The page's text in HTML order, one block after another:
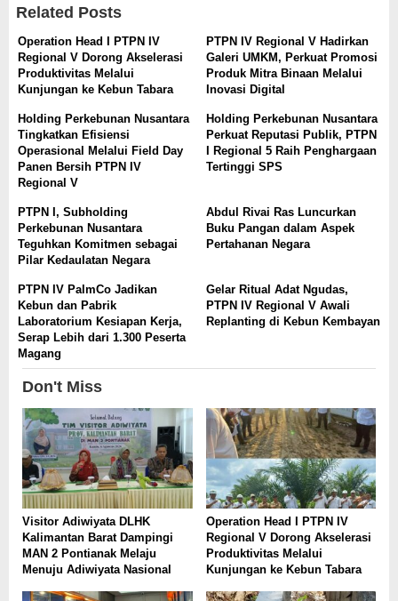
Related Posts
Operation Head I PTPN IV
Regional V Dorong Akselerasi
Produktivitas Melalui
Kunjungan ke Kebun Tabara
PTPN IV Regional V Hadirkan
Galeri UMKM, Perkuat Promosi
Produk Mitra Binaan Melalui
Inovasi Digital
Holding Perkebunan Nusantara
Tingkatkan Efisiensi
Operasional Melalui Field Day
Panen Bersih PTPN IV
Regional V
Holding Perkebunan Nusantara
Perkuat Reputasi Publik, PTPN
I Regional 5 Raih Penghargaan
Tertinggi SPS
PTPN I, Subholding
Perkebunan Nusantara
Teguhkan Komitmen sebagai
Pilar Kedaulatan Negara
Abdul Rivai Ras Luncurkan
Buku Pangan dalam Aspek
Pertahanan Negara
PTPN IV PalmCo Jadikan
Kebun dan Pabrik
Laboratorium Kesiapan Kerja,
Serap Lebih dari 1.300 Peserta
Magang
Gelar Ritual Adat Ngudas,
PTPN IV Regional V Awali
Replanting di Kebun Kembayan
Don't Miss
Visitor Adiwiyata DLHK
Kalimantan Barat Dampingi
MAN 2 Pontianak Melaju
Menuju Adiwiyata Nasional
Operation Head I PTPN IV
Regional V Dorong Akselerasi
Produktivitas Melalui
Kunjungan ke Kebun Tabara